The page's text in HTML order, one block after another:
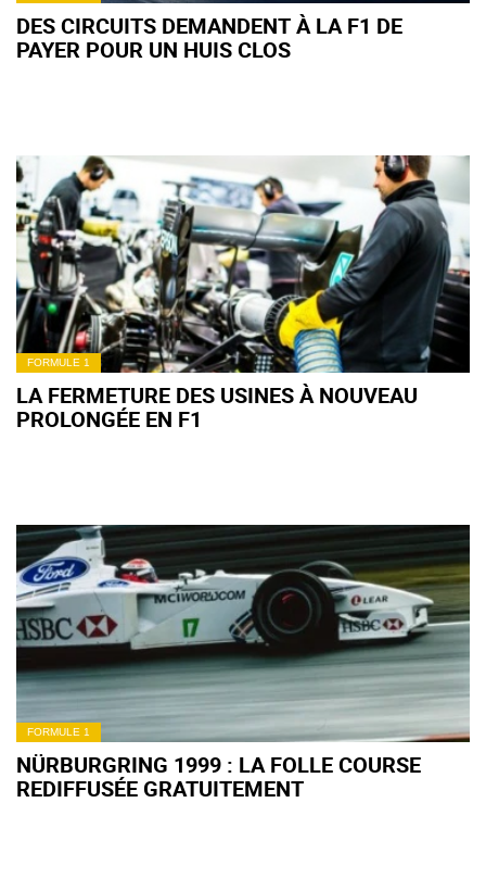
DES CIRCUITS DEMANDENT À LA F1 DE
PAYER POUR UN HUIS CLOS
FORMULE 1
LA FERMETURE DES USINES À NOUVEAU
PROLONGÉE EN F1
FORMULE 1
NÜRBURGRING 1999 : LA FOLLE COURSE
REDIFFUSÉE GRATUITEMENT